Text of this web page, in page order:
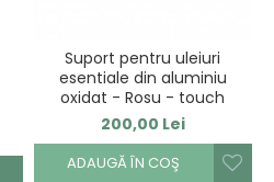
Suport pentru uleiuri
esentiale din aluminiu
oxidat - Rosu - touch
200,00 Lei
ADAUGĂ ÎN COŞ